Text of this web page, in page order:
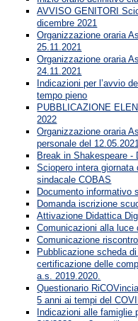
AVVISO GENITORI
dicembre 2021
Organizzazione oraria
25.11.2021
Organizzazione oraria
24.11.2021
Indicazioni per l’avvio
tempo pieno
PUBBLICAZIONE
2022
Organizzazione oraria
personale del 12.05.2021
Break in Shakespeare -
Sciopero intera
sindacale COBAS
Documento informativo
Domanda iscrizione
Attivazione Didattica
Comunicazioni alla luce
Comunicazione
Pubblicazione scheda
certificazione delle
a.s. 2019.2020.
Questionario
5 anni ai tempi del
Indicazioni alle famiglie